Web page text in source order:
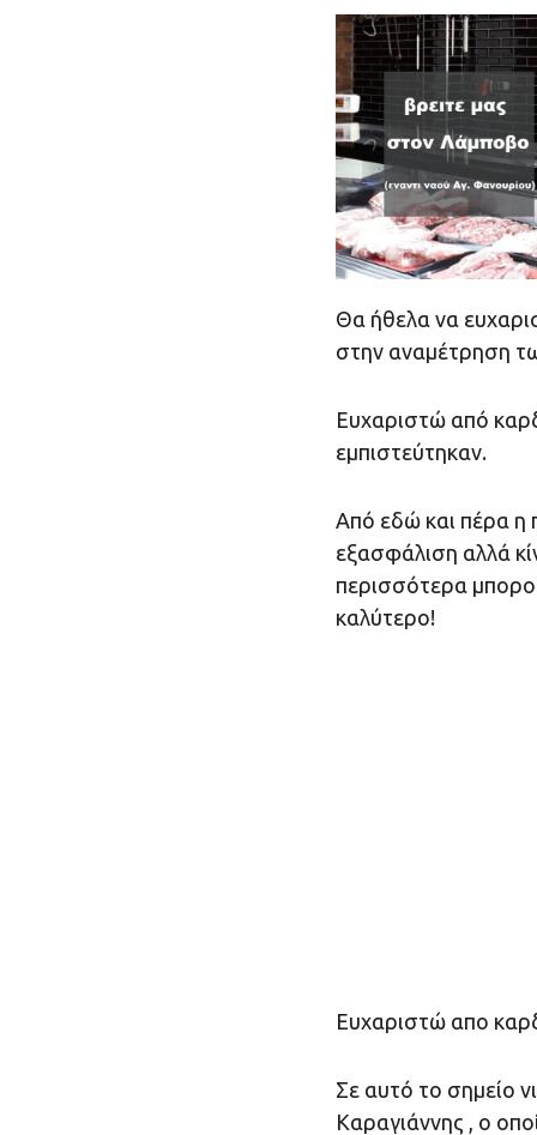
Θα ήθελα να
στην αναμέτρηση
Ευχαριστώ από
εμπιστεύτηκαν.
Από εδώ και πέρα η
εξασφάλιση αλλά
περισσότερα
καλύτερο!
Ευχαριστώ απο
Σε αυτό το σημείο
Καραγιάννης , ο